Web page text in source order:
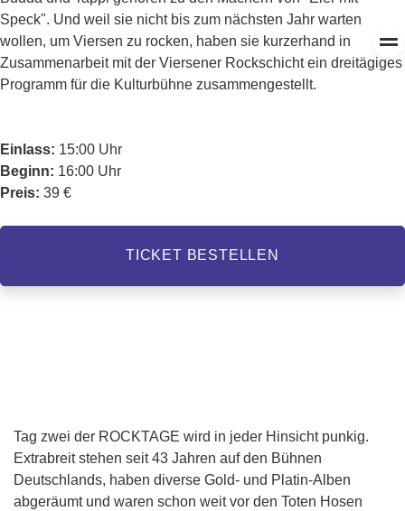
Speck". Und weil sie nicht bis zum nächsten Jahr warten
wollen, um Viersen zu rocken, haben sie kurzerhand in
Zusammenarbeit mit der Viersener Rockschicht ein dreitägiges
Programm für die Kulturbühne zusammengestellt.
Einlass: 15:00 Uhr
Beginn: 16:00 Uhr
Preis: 39 €
TICKET BESTELLEN
Tag zwei der ROCKTAGE wird in jeder Hinsicht punkig.
Extrabreit stehen seit 43 Jahren auf den Bühnen
Deutschlands, haben diverse Gold- und Platin-Alben
abgeräumt und waren schon weit vor den Toten Hosen